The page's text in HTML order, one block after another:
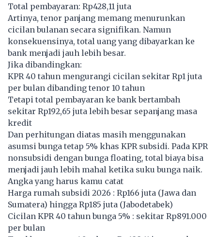
Total pembayaran: Rp428,11 juta
Artinya, tenor panjang memang menurunkan
cicilan bulanan secara signifikan. Namun
konsekuensinya, total uang yang dibayarkan ke
bank menjadi jauh lebih besar.
Jika dibandingkan:
KPR 40 tahun mengurangi cicilan sekitar Rp1 juta
per bulan dibanding tenor 10 tahun
Tetapi total pembayaran ke bank bertambah
sekitar Rp192,65 juta lebih besar sepanjang masa
kredit
Dan perhitungan diatas masih menggunakan
asumsi bunga tetap 5% khas KPR subsidi. Pada KPR
nonsubsidi dengan bunga floating, total biaya bisa
menjadi jauh lebih mahal ketika suku bunga naik.
Angka yang harus kamu catat
Harga rumah subsidi 2026 : Rp166 juta (Jawa dan
Sumatera) hingga Rp185 juta (Jabodetabek)
Cicilan KPR 40 tahun bunga 5% : sekitar Rp891.000
per bulan